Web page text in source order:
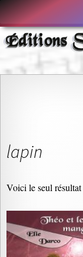
Aller
au
contenu
Éditions
lapin
Voici le seul résultat